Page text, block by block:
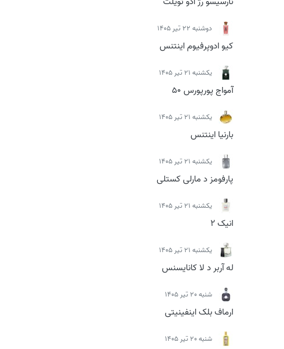
دوشنبه 22 تیر 1405
کیو ادوپرفیوم اینتنس
يكشنبه 21 تیر 1405
آمواج پورپورس 50
يكشنبه 21 تیر 1405
بارنیا اینتنس
يكشنبه 21 تیر 1405
پارفومز د مارلی کستلی
يكشنبه 21 تیر 1405
انیک 2
يكشنبه 21 تیر 1405
له آربر د لا کانایسنس
شنبه 20 تیر 1405
ارماف بلک اینفینیتی
شنبه 20 تیر 1405